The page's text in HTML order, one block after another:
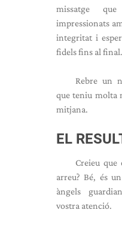
missatge
impressionats
integritat i
fidels fins al final.
Rebre un
que teniu molta
mitjana.
EL
Creieu
arreu? Bé, és
àngels
vostra atenció.